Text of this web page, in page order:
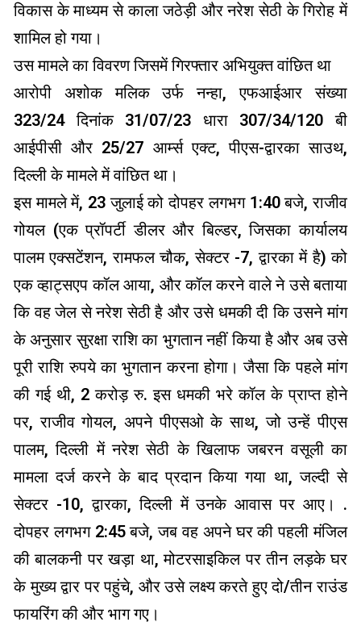
विकास के माध्यम से काला जठेड़ी और नरेश सेठी के गिरोह में
शामिल हो गया।
उस मामले का विवरण जिसमें गिरफ्तार अभियुक्त वांछित था
आरोपी अशोक मलिक उर्फ ​​नन्हा, एफआईआर संख्या
323/24 दिनांक 31/07/23 धारा 307/34/120 बी
आईपीसी और 25/27 आर्म्स एक्ट, पीएस-द्वारका साउथ,
दिल्ली के मामले में वांछित था।
इस मामले में, 23 जुलाई को दोपहर लगभग 1:40 बजे, राजीव
गोयल (एक प्रॉपर्टी डीलर और बिल्डर, जिसका कार्यालय
पालम एक्सटेंशन, रामफल चौक, सेक्टर -7, द्वारका में है) को
एक व्हाट्सएप कॉल आया, और कॉल करने वाले ने उसे बताया
कि वह जेल से नरेश सेठी है और उसे धमकी दी कि उसने मांग
के अनुसार सुरक्षा राशि का भुगतान नहीं किया है और अब उसे
पूरी राशि रुपये का भुगतान करना होगा। जैसा कि पहले मांग
की गई थी, 2 करोड़ रु. इस धमकी भरे कॉल के प्राप्त होने
पर, राजीव गोयल, अपने पीएसओ के साथ, जो उन्हें पीएस
पालम, दिल्ली में नरेश सेठी के खिलाफ जबरन वसूली का
मामला दर्ज करने के बाद प्रदान किया गया था, जल्दी से
सेक्टर -10, द्वारका, दिल्ली में उनके आवास पर आए। .
दोपहर लगभग 2:45 बजे, जब वह अपने घर की पहली मंजिल
की बालकनी पर खड़ा था, मोटरसाइकिल पर तीन लड़के घर
के मुख्य द्वार पर पहुंचे, और उसे लक्ष्य करते हुए दो/तीन राउंड
फायरिंग की और भाग गए।